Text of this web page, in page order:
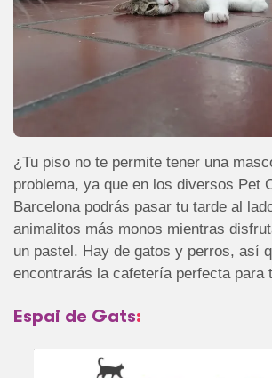
¿Tu piso no te permite tener una
problema, ya que en los diversos Pet
Barcelona podrás pasar tu tarde al
animalitos más monos mientras
un pastel. Hay de gatos y perros, así
encontrarás la cafetería perfecta para
Espai de Gats: